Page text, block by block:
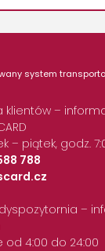
system
klientów –
– piątek, godz.
788
–
od 4:00 do 24:00